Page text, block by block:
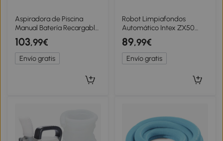
Aspiradora de Piscina
Manual Batería Recargable
100 Min Autonomía, Mástil
2,8 M, Azul
103,99€
Envío gratis
Robot Limpiafondos
Automático Intex ZX50
para Piscinas Pequeñas,
39x39x32,5 Cm, Azul
89,99€
Envío gratis